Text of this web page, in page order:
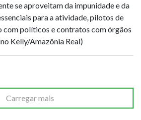
se aproveitam da impunidade e da
para a atividade, pilotos de
com políticos e contratos com órgãos
Kelly/Amazônia Real)
Carregar mais